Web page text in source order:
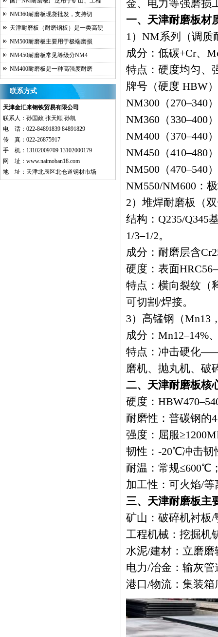
NM360耐磨板现货批发，支持切
天津耐磨板（耐磨钢板）是一类高硬
NM500耐磨板主要用于极端磨损
NM450耐磨板常见等级分NM4
NM400耐磨板是一种高强度耐磨
联系方式
天津金汇来钢铁贸易有限公司
联系人：孙国政 张天顺 孙凯
电 话：022-84891839 84891829
传 真：022-26875917
手 机：13102009709 13102000179
网 址： www.naimoban18.com
地 址：天津北辰区北仓道钢材市场
金、电力等强磨损
一、天津耐磨板材
1）NM系列（调质
成分：低碳+Cr、
特点：硬度均匀、
牌号（硬度 HBW
NM300（270–340
NM360（330–400
NM400（370–440
NM450（410–480
NM500（470–540
NM550/NM600：
2）堆焊耐磨板（
结构：Q235/Q345
1/3–1/2。
成分：耐磨层含
硬度：表面
特点：横向裂纹（
可切割/焊接。
3）高锰钢（Mn13
成分：Mn12–14%
特点：冲击硬化
磨机、抛丸机、破
二、天津耐磨板核
硬度：
耐磨性：普碳钢的
强度：屈服
韧性：-20℃冲击韧
耐温：常规≤600℃
加工性：可火焰/
三、天津耐磨板主
矿山：破碎机衬板
工程机械：挖掘机
水泥/建材：立磨
电力/冶金：输灰
港口/物流：集装